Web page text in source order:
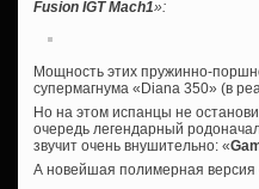
Fusion IGT Mach1»:
Мощность этих пружинно-
супермагнума «Diana 350» (в
Но на этом испанцы не
очередь легендарный
звучит очень внушительно: «
А новейшая полимерная